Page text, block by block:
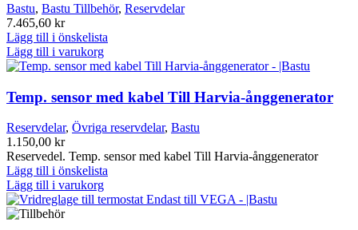
Bastu, Bastu Tillbehör, Reservdelar
7.465,60 kr
Lägg till i önskelista
Lägg till i varukorg
Temp. sensor med kabel Till Harvia-ånggenerator
Reservdelar, Övriga reservdelar, Bastu
1.150,00 kr
Reservedel. Temp. sensor med kabel Till Harvia-ånggenerator
Lägg till i önskelista
Lägg till i varukorg